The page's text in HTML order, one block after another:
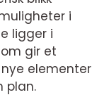
i
ligger i
gir et
elementer
plan.